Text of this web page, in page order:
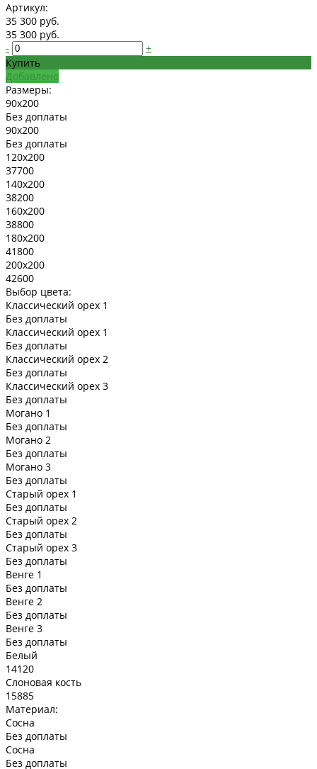
Артикул:
35 300 руб.
35 300 руб.
-
+
Купить
Добавлено
Размеры:
90x200
Без доплаты
90x200
Без доплаты
120x200
37700
140x200
38200
160x200
38800
180x200
41800
200x200
42600
Выбор цвета:
Классический орех 1
Без доплаты
Классический орех 1
Без доплаты
Классический орех 2
Без доплаты
Классический орех 3
Без доплаты
Могано 1
Без доплаты
Могано 2
Без доплаты
Могано 3
Без доплаты
Старый орех 1
Без доплаты
Старый орех 2
Без доплаты
Старый орех 3
Без доплаты
Венге 1
Без доплаты
Венге 2
Без доплаты
Венге 3
Без доплаты
Белый
14120
Слоновая кость
15885
Материал:
Сосна
Без доплаты
Сосна
Без доплаты